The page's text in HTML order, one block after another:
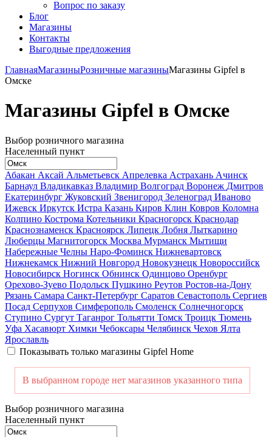
Вопрос по заказу
Блог
Магазины
Контакты
Выгодные предложения
ГлавнаяМагазиныРозничные магазиныМагазины Gipfel в
Омске
Магазины Gipfel в Омске
Выбор розничного магазина
Населенный пункт
Абакан Аксай Альметьевск Апрелевка Астрахань Ачинск
Барнаул Владикавказ Владимир Волгоград Воронеж Дмитров
Екатеринбург Жуковский Звенигород Зеленоград Иваново
Ижевск Иркутск Истра Казань Киров Клин Ковров Коломна
Колпино Кострома Котельники Красногорск Краснодар
Краснознаменск Красноярск Липецк Лобня Лыткарино
Люберцы Магнитогорск Москва Мурманск Мытищи
Набережные Челны Наро-Фоминск Нижневартовск
Нижнекамск Нижний Новгород Новокузнецк Новороссийск
Новосибирск Ногинск Обнинск Одинцово Оренбург
Орехово-Зуево Подольск Пушкино Реутов Ростов-на-Дону
Рязань Самара Санкт-Петербург Саратов Севастополь Сергиев
Посад Серпухов Симферополь Смоленск Солнечногорск
Ступино Сургут Таганрог Тольятти Томск Троицк Тюмень
Уфа Хасавюрт Химки Чебоксары Челябинск Чехов Ялта
Ярославль
Показывать только магазины Gipfel Home
В выбранном городе нет магазинов указанного типа
Выбор розничного магазина
Населенный пункт